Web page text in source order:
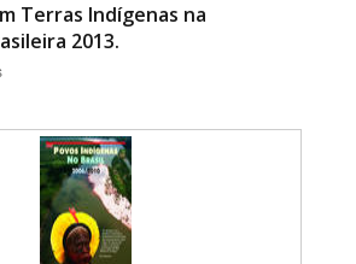
Terras Indígenas na
2013.